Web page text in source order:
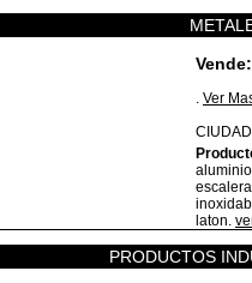
Vende:
. Ver
laton.
PRODUCTOS